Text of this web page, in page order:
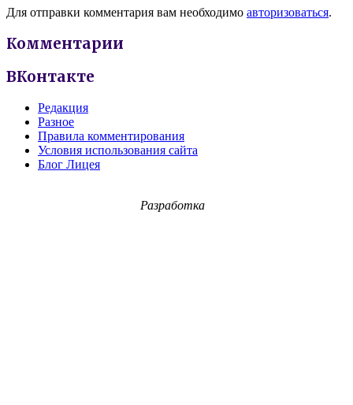
Для отправки комментария вам необходимо авторизоваться.
Комментарии
ВКонтакте
Редакция
Разное
Правила комментирования
Условия использования сайта
Блог Лицея
Разработка